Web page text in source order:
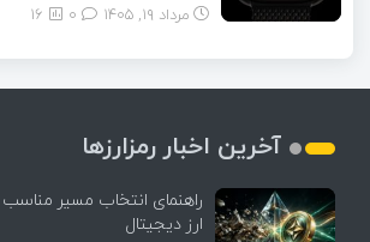
مرداد ۱۹, ۱۴۰۵ 16
آخرین اخبار رمزارزها
راهنمای انتخاب مسیر مناسب
ارز دیجیتال